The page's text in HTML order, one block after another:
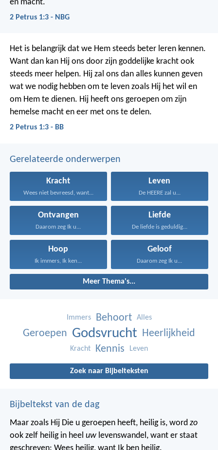
en macht.
2 Petrus 1:3 - NBG
Het is belangrijk dat we Hem steeds beter leren kennen.
Want dan kan Hij ons door zijn goddelijke kracht ook
steeds meer helpen. Hij zal ons dan alles kunnen geven
wat we nodig hebben om te leven zoals Hij het wil en
om Hem te dienen. Hij heeft ons geroepen om zijn
hemelse macht en eer met ons te delen.
2 Petrus 1:3 - BB
Gerelateerde onderwerpen
Kracht
Wees niet bevreesd, want...
Leven
De HEERE zal u...
Ontvangen
Daarom zeg Ik u...
Liefde
De liefde is geduldig...
Hoop
Ik immers, Ik ken...
Geloof
Daarom zeg Ik u...
Meer Thema's...
Immers Behoort Alles
Geroepen Godsvrucht Heerlijkheid
Kracht Kennis Leven
Zoek naar Bijbelteksten
Bijbeltekst van de dag
Maar zoals Hij Die u geroepen heeft, heilig is, word zo
ook zelf heilig in heel uw levenswandel, want er staat